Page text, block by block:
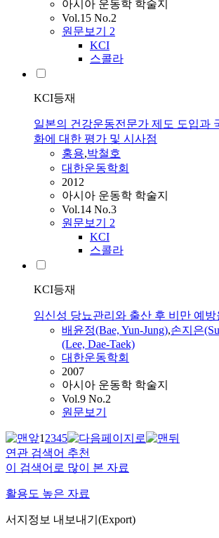
아시아 운동학 학술지
Vol.15 No.2
원문보기 2
KCI
스콜라
KCI등재
일본의 건강운동전문가 제도 도입과
화에 대한 평가 및 시사점
홍용,박철호
대한운동학회
2012
아시아 운동학 학술지
Vol.14 No.3
원문보기 2
KCI
스콜라
KCI등재
임신성 당뇨관리와 출산 후 비만 예
배윤정(Bae, Yun-Jung),손지은
(Lee, Dae-Taek)
대한운동학회
2007
아시아 운동학 학술지
Vol.9 No.2
원문보기
12345
연관 검색어 추천
이 검색어로 많이 본 자료
활용도 높은 자료
서지정보 내보내기(Export)